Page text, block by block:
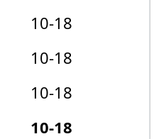
10-18
10-18
10-18
10-18